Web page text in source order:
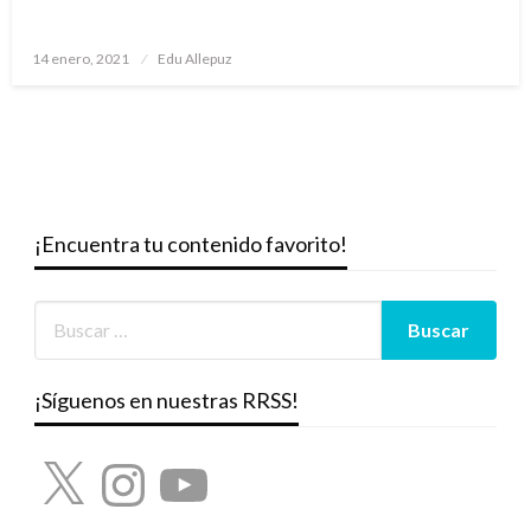
Publicado
14 enero, 2021 Edu Allepuz
¡Encuentra tu contenido favorito!
¡Síguenos en nuestras RRSS!
X InstagramYouTube